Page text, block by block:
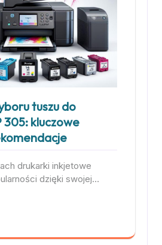
tuszu do
305: kluczowe
drukarki inkjetowe
dzięki swojej…